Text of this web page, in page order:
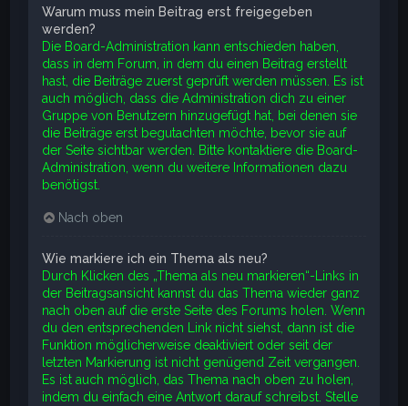
Warum muss mein Beitrag erst freigegeben
werden?
Die Board-Administration kann entschieden haben,
dass in dem Forum, in dem du einen Beitrag erstellt
hast, die Beiträge zuerst geprüft werden müssen. Es ist
auch möglich, dass die Administration dich zu einer
Gruppe von Benutzern hinzugefügt hat, bei denen sie
die Beiträge erst begutachten möchte, bevor sie auf
der Seite sichtbar werden. Bitte kontaktiere die Board-
Administration, wenn du weitere Informationen dazu
benötigst.
Nach oben
Wie markiere ich ein Thema als neu?
Durch Klicken des „Thema als neu markieren“-Links in
der Beitragsansicht kannst du das Thema wieder ganz
nach oben auf die erste Seite des Forums holen. Wenn
du den entsprechenden Link nicht siehst, dann ist die
Funktion möglicherweise deaktiviert oder seit der
letzten Markierung ist nicht genügend Zeit vergangen.
Es ist auch möglich, das Thema nach oben zu holen,
indem du einfach eine Antwort darauf schreibst. Stelle